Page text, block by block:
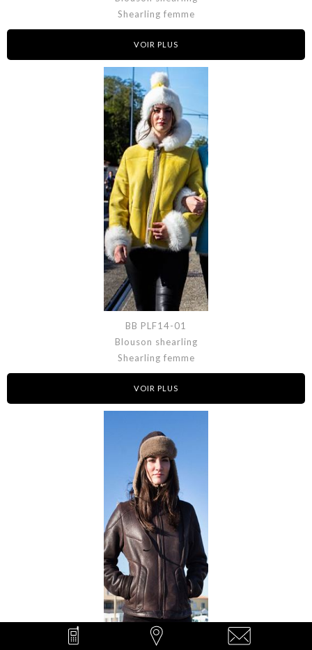
Shearling femme
VOIR PLUS
BB PLF14-01
Blouson shearling
Shearling femme
VOIR PLUS